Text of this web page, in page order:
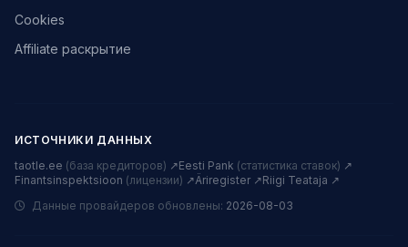
Cookies
Affiliate раскрытие
ИСТОЧНИКИ ДАННЫХ
taotle.ee (база кредиторов) ↗Eesti Pank (статистика ставок) ↗
Finantsinspektsioon (лицензии) ↗Äriregister ↗Riigi Teataja ↗
Данные провайдеров обновлены: 2026-08-03